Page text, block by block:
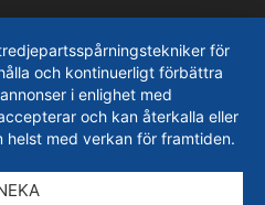
för
och kontinuerligt förbättra
i enlighet med
och kan återkalla eller
med verkan för framtiden.